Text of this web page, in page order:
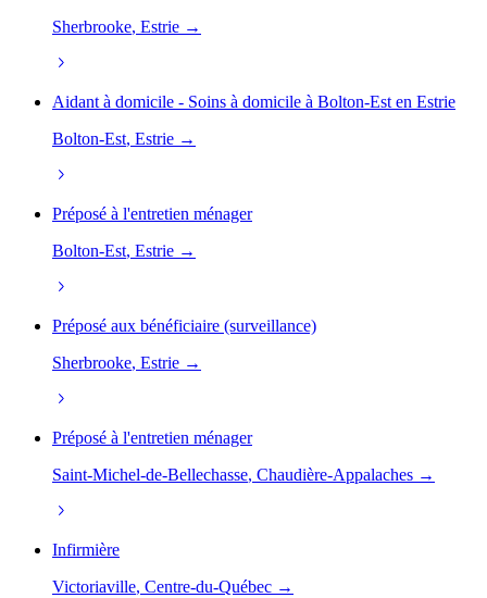
Sherbrooke, Estrie →
Aidant à domicile - Soins à domicile à Bolton-Est en Estrie
Bolton-Est, Estrie →
Préposé à l'entretien ménager
Bolton-Est, Estrie →
Préposé aux bénéficiaire (surveillance)
Sherbrooke, Estrie →
Préposé à l'entretien ménager
Saint-Michel-de-Bellechasse, Chaudière-Appalaches →
Infirmière
Victoriaville, Centre-du-Québec →